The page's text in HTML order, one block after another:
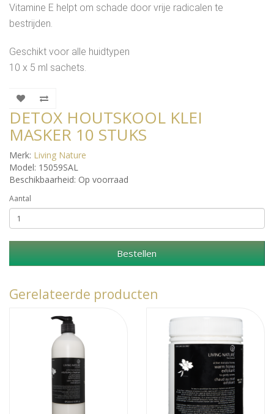
Vitamine E helpt om schade door vrije radicalen te
bestrijden.
Geschikt voor alle huidtypen
10 x 5 ml sachets.
DETOX HOUTSKOOL KLEI
MASKER 10 STUKS
Merk: Living Nature
Model: 15059SAL
Beschikbaarheid: Op voorraad
Aantal
Bestellen
Gerelateerde producten